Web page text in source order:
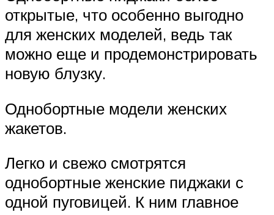
открытые, что особенно выгодно
для женских моделей, ведь так
можно еще и продемонстрировать
новую блузку.
Однобортные модели женских
жакетов.
Легко и свежо смотрятся
однобортные женские пиджаки с
одной пуговицей. К ним главное